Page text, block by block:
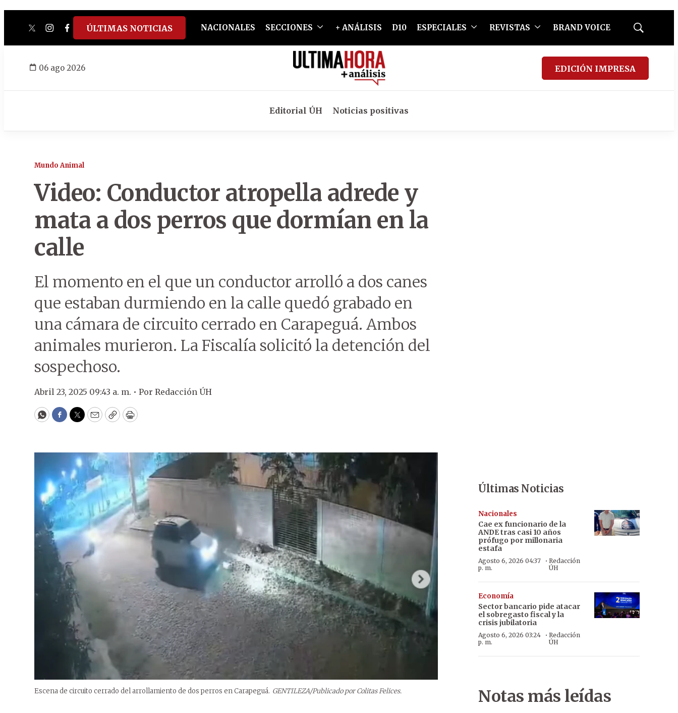
twitterinstagram
facebook
tiktokyoutube
spotify
ÚLTIMAS NOTICIAS NACIONALES SECCIONES + ANÁLISIS D10 ESPECIALES REVISTAS BRAND VOICE
Mostrar
06 ago 2026 EDICIÓN IMPRESA
Editorial ÚH Noticias positivas
Mundo Animal
Video: Conductor atropella adrede y
mata a dos perros que dormían en la
calle
El momento en el que un conductor arrolló a dos canes
que estaban durmiendo en la calle quedó grabado en
una cámara de circuito cerrado en Carapeguá. Ambos
animales murieron. La Fiscalía solicitó la detención del
sospechoso.
Abril 23, 2025 09:43 a. m. • Por Redacción ÚH
WhatsApp
Facebook
Twitter
EmailCopyPrint
Escena de circuito cerrado del arrollamiento de dos perros en Carapeguá. GENTILEZA/Publicado por Colitas Felices.
Últimas Noticias
Nacionales
Cae ex funcionario de la
ANDE tras casi 10 años
prófugo por millonaria
estafa
Agosto 6, 2026 04:37
p. m.
· Redacción
ÚH
Economía
Sector bancario pide atacar
el sobregasto fiscal y la
crisis jubilatoria
Agosto 6, 2026 03:24
p. m.
· Redacción
ÚH
Notas más leídas